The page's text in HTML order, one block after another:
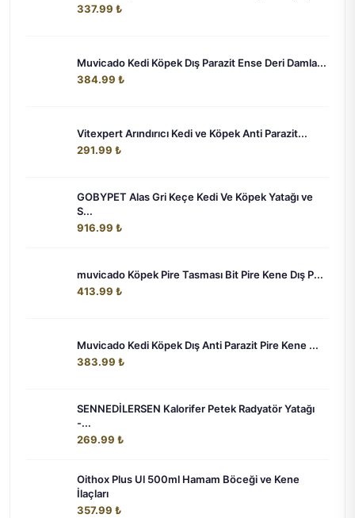
337.99 ₺
Muvicado Kedi Köpek Dış Parazit Ense Deri Damla...
384.99 ₺
Vitexpert Arındırıcı Kedi ve Köpek Anti Parazit...
291.99 ₺
GOBYPET Alas Gri Keçe Kedi Ve Köpek Yatağı ve
S...
916.99 ₺
muvicado Köpek Pire Tasması Bit Pire Kene Dış P...
413.99 ₺
Muvicado Kedi Köpek Dış Anti Parazit Pire Kene ...
383.99 ₺
SENNEDİLERSEN Kalorifer Petek Radyatör Yatağı
-...
269.99 ₺
Oithox Plus Ul 500ml Hamam Böceği ve Kene
İlaçları
357.99 ₺